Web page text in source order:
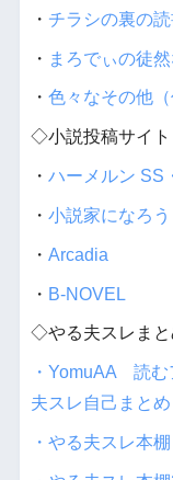
・ チラシの裏の
・ まろでぃの徒
・ 色々なその他（
◇小説投稿サイト
・ ハーメルン SS
・ 小説家になろ
・ Arcadia
・ B-NOVEL
◇やる夫スレまと
・YomuAA 読む
夫スレ自己まとめ
・やる夫スレ本棚